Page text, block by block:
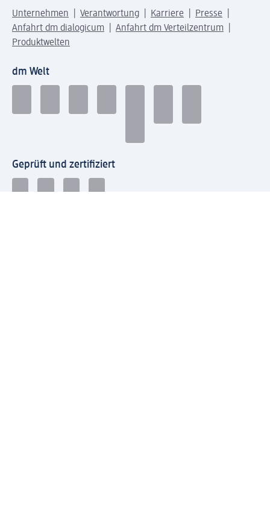
Unternehmen Verantwortung Karriere
Presse
Anfahrt dm dialogicum
Anfahrt dm Verteilzentrum
Produktwelten
dm Welt
Geprüft und zertifiziert